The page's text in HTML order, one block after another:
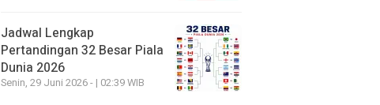
Jadwal Lengkap
Pertandingan 32 Besar Piala
Dunia 2026
Senin, 29 Juni 2026 - | 02:39 WIB